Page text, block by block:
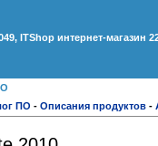
ITShop интернет-магазин
ПО - Описания продуктов -